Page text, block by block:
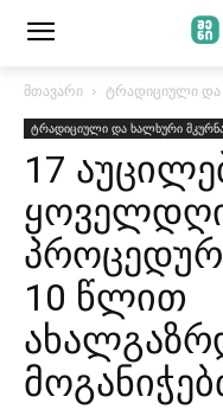
მთავარი ტრადიციული
ტრადიციული და ხალხური
17
10 წლით